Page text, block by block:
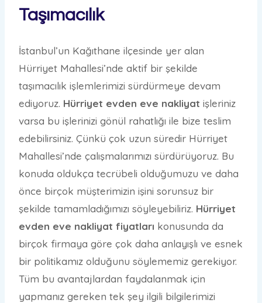
Taşımacılık
İstanbul’un Kağıthane ilçesinde yer alan
Hürriyet Mahallesi’nde aktif bir şekilde
taşımacılık işlemlerimizi sürdürmeye devam
ediyoruz. Hürriyet evden eve nakliyat işleriniz
varsa bu işlerinizi gönül rahatlığı ile bize teslim
edebilirsiniz. Çünkü çok uzun süredir Hürriyet
Mahallesi’nde çalışmalarımızı sürdürüyoruz. Bu
konuda oldukça tecrübeli olduğumuzu ve daha
önce birçok müşterimizin işini sorunsuz bir
şekilde tamamladığımızı söyleyebiliriz. Hürriyet
evden eve nakliyat fiyatları konusunda da
birçok firmaya göre çok daha anlayışlı ve esnek
bir politikamız olduğunu söylememiz gerekiyor.
Tüm bu avantajlardan faydalanmak için
yapmanız gereken tek şey ilgili bilgilerimizi